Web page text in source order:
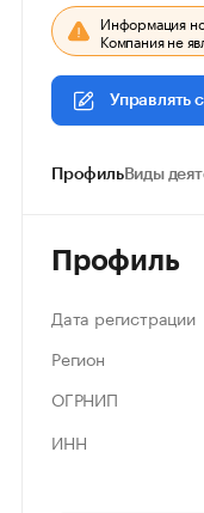
Информация
Компания не
Управлять
ПрофильВиды
Профиль
Дата регистрации
Регион
ОГРНИП
ИНН